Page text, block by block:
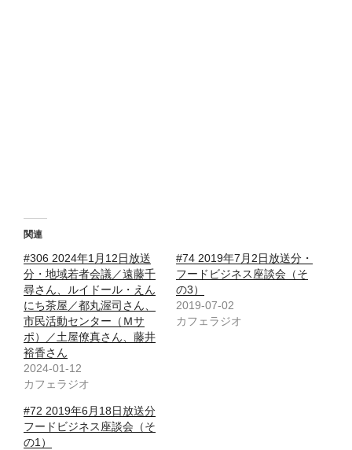
関連
#306 2024年1月12日放送
分・地域若者会議／遠藤千
尋さん、ルイドール・えん
にち茶屋／都丸渥司さん、
市民活動センター（Ｍサ
ポ）／土屋僚真さん、藤井
裕香さん
2024-01-12
カフェラジオ
#74 2019年7月2日放送分・
フードビジネス座談会（そ
の3）
2019-07-02
カフェラジオ
#72 2019年6月18日放送分
フードビジネス座談会（そ
の1）